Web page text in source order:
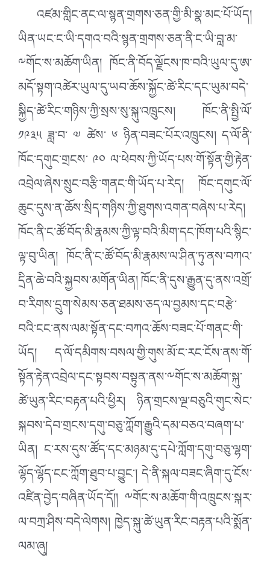
འཛམ་གླིང་ནང་ལ་སྙན་གྲགས་ཅན་གྱི་མི་སྣ་མང་པོ་ཡོད།
ཡིན་ཡང་ང་ཡི་དགའ་བའི་སྙན་གྲགས་ཅན་ནི་ང་ཡི་བླ་མ་
༸གོང་ས་མཆོག་ཡིན། ཁོང་ནི་བོད་ལྗོངས་ཁ་བའི་ཡུལ་དུ་ཨ་
མདོ་སྟག་འཚེར་ཡུལ་དུ་ཡབ་ཆོས་སྐྱོང་ཚེ་རིང་དང་ཡུམ་བདེ་
སྐྱིད་ཚེ་རིང་གཉིས་ཀྱི་སྲས་སུ་སྐུ་འཁྲུངས། ཁོང་ནི་སྤྱི་ལོ་
༡༩༣༥ ཟླ་བ་ ༧ ཚེས་ ༦ ཉིན་བཟང་པོར་འཁྲུངས། ད་ལོ་ནི་
ཁོང་དགུང་གྲངས་ ༩༠ ལ་ཕེབས་ཀྱི་ཡོད་པས་གོ་སྟོན་གྱི་རྟེན་
འབྲེལ་ཞེས་སྲུང་བརྩི་གནང་གི་ཡོད་པ་རེད། ཁོང་དགུང་ལོ་
ཆུང་དུས་ན་ཆོས་སྲིད་གཉིས་ཀྱི་ཐུགས་འགན་བཞེས་པ་རེད།
ཁོང་ནི་ང་ཚོ་བོད་མི་རྣམས་ཀྱི་ལྟ་བའི་མིག་དང་ཁོག་པའི་སྙིང་
ལྟ་བུ་ཡིན། ཁོང་ནི་ང་ཚོ་བོད་མི་རྣམས་ལ་ཤིན་ཏུ་ནས་བཀའ་
དྲིན་ཆེ་བའི་སྐྱབས་མགོན་ཡིན། ཁོང་ནི་དུས་རྒྱུན་དུ་ནས་འགྲོ་
བ་རིགས་དྲུག་སེམས་ཅན་ཐམས་ཅད་ལ་བྱམས་དང་བརྩེ་
བའི་ངང་ནས་ལམ་སྟོན་དང་བཀའ་ཆོས་བཟང་པོ་གནང་གི་
ཡོད། ད་ལོ་དམིགས་བསལ་གྱི་གུས་མོ་ང་རང་ངོས་ནས་གོ་
སྟོན་རྟེན་འབྲེལ་དང་སྟབས་བསྟུན་ནས་༸གོང་ས་མཆོག་སྐུ་
ཚེ་ཡུན་རིང་བརྟན་པའི་ཕྱིར། ཉིན་གྲངས་ལྔ་བཅུའི་གུང་སེང་
སྐབས་དེབ་གྲངས་དགུ་བཅུ་ཀློག་རྒྱུའི་དམ་བཅའ་བཞག་པ་
ཡིན། ང་རས་དུས་ཚོད་དང་མཉམ་དུ་དཔེ་ཀློག་དགུ་བཅུ་ལྷག་
ལྷོད་ལྷོད་ངང་ཀློག་ཐུབ་པ་བྱུང་། དེ་ནི་སྐལ་བཟང་ཞིག་དུ་ངོས་
འཛིན་བྱེད་བཞིན་ཡོད་དོ།། ༸གོང་ས་མཆོག་གི་འཁྲུངས་སྐར་
ལ་བཀྲ་ཤིས་བདེ་ལེགས། ཁྱེད་སྐུ་ཚེ་ཡུན་རིང་བརྟན་པའི་སྨོན་
ལམ་ཞུ།